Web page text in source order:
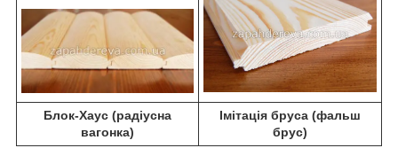
Блок-Хаус (радіусна
вагонка)
Імітація бруса (фальш
брус)